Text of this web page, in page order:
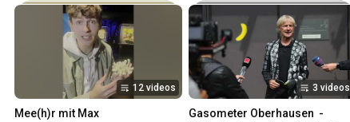
12 videos
Mee(h)r mit Max
3 videos
Gasometer Oberhausen  -